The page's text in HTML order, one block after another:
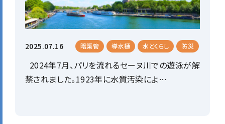
2025.07.16 暗渠管 導水樋 水とくらし 防災
2024年7月、パリを流れるセーヌ川での遊泳が解
禁されました。1923年に水質汚染によ…